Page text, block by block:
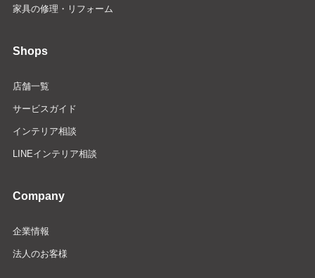
家具の修理・リフォーム
Shops
店舗一覧
サービスガイド
インテリア相談
LINEインテリア相談
Company
企業情報
法人のお客様